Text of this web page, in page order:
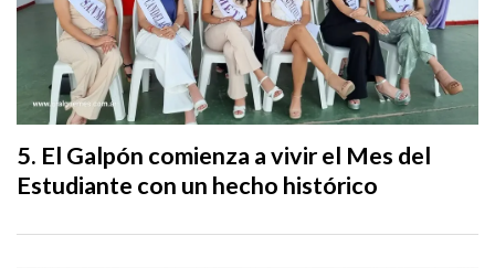
El Galpón comienza a vivir el Mes del
Estudiante con un hecho histórico